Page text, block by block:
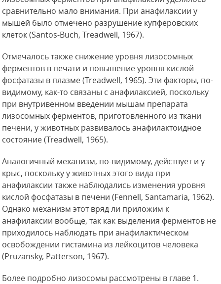
сравнительно мало внимания. При анафилаксии у
мышей было отмечено разрушение купферовских
клеток (Santos-Buch, Treadwell, 1967).
Отмечалось также снижение уровня лизосомных
ферментов в печати и повышение уровня кислой
фосфатазы в плазме (Treadwell, 1965). Эти факторы, по-
видимому, как-то связаны с анафилаксией, поскольку
при внутривенном введении мышам препарата
лизосомных ферментов, приготовленного из ткани
печени, у животных развивалось анафилактоидное
состояние (Treadwell, 1965).
Аналогичный механизм, по-видимому, действует и у
крыс, поскольку у животных этого вида при
анафилаксии также наблюдались изменения уровня
кислой фосфатазы в печени (Fennell, Santamaria, 1962).
Однако механизм этот вряд ли приложим к
анафилаксии вообще, так как выделения ферментов не
приходилось наблюдать при анафилактическом
освобождении гистамина из лейкоцитов человека
(Pruzansky, Patterson, 1967).
Более подробно лизосомы рассмотрены в главе 1.